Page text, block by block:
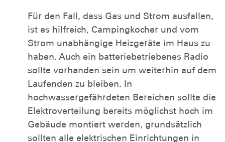
Für den Fall, dass Gas und Strom ausfallen,
ist es hilfreich, Campingkocher und vom
Strom unabhängige Heizgeräte im Haus zu
haben. Auch ein batteriebetriebenes Radio
sollte vorhanden sein um weiterhin auf dem
Laufenden zu bleiben. In
hochwassergefährdeten Bereichen sollte die
Elektroverteilung bereits möglichst hoch im
Gebäude montiert werden, grundsätzlich
sollten alle elektrischen Einrichtungen in